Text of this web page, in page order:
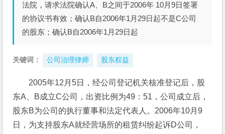
法院，请求法院确认A、B之间于2006年 10月9日签署
的协议书有效；确认B自2006年1月29日起不是C公司
的股东；确认B自2006年1月29日起
关键词： 公司治理律师 股东权益
2005年12月5日，经公司登记机关核准登记后，股
东A、B成立C公司，出资比例为49：51，公司成立后，
股东B为公司的执行董事和法定代表人。2006年10月9
日，为支持股东A就经营场所的租赁纠纷起诉D公司，